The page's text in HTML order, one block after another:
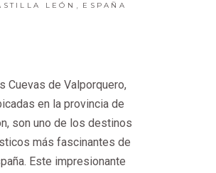
LEÓN ESPAÑA
Cuevas de Valporquero,
en la provincia de
son uno de los destinos
más fascinantes de
Este impresionante